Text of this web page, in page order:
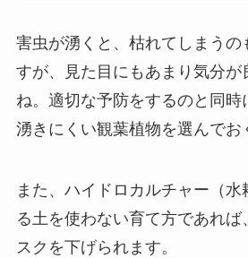
害虫が湧くと、枯れてしまうの
すが、見た目にもあまり気分が
ね。適切な予防をするのと同時
湧きにくい観葉植物を選んでお
また、ハイドロカルチャー（
る土を使わない育て方であれば
スクを下げられます。